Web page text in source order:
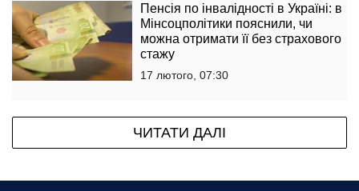
Пенсія по інвалідності в Україні: в
Мінсоцполітики пояснили, чи
можна отримати її без страхового
стажу
17 лютого, 07:30
ЧИТАТИ ДАЛІ